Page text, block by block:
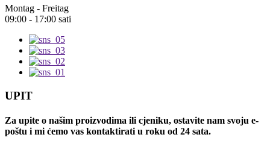
Montag - Freitag
09:00 - 17:00 sati
UPIT
Za upite o našim proizvodima ili cjeniku, ostavite nam svoju e-
poštu i mi ćemo vas kontaktirati u roku od 24 sata.